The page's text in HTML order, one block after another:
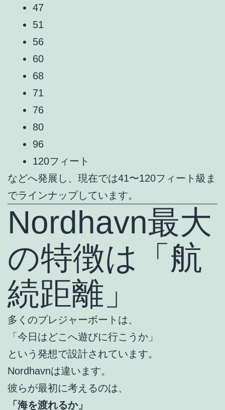
47
51
56
60
68
71
76
80
96
120フィート
などへ発展し、現在では41〜120フィート級ま
でラインナップしています。
Nordhavn最大
の特徴は「航
続距離」
多くのプレジャーボートは、
「今日はどこへ遊びに行こうか」
という発想で設計されています。
Nordhavnは違います。
彼らが最初に考えるのは、
「海を渡れるか」